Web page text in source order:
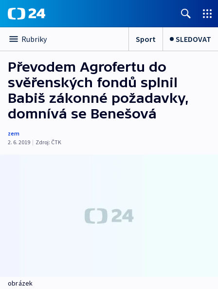
Rubriky Sport SLEDOVAT
Převodem Agrofertu do
svěřenských fondů splnil
Babiš zákonné požadavky,
domnívá se Benešová
zem
2. 6. 2019 | Zdroj: ČTK
obrázek